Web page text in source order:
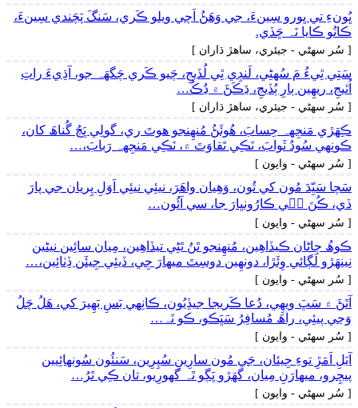
ڀُونءِ تي ڀورو سِينءَ، جي وَھَڻُ اَچي ويلو ڪَري، سَنگَ پَچَندي سِينءَ،
ڪانُو ڪايا نَہ ڇَڏي.
[ سُر سھڻي - جيئري، ساھڙ ڌاران ]
سَتِي ٿِيءُ مَ سُهڻِي، لَنڊِي ٿِي لُڏيجِ، چَيو ڪَري چَگهَہ جو، آڌِيءَ راتِ
اُٿيجِ، ريھِين ٻارِ ٻُڏيجِ، ڍَڪَڻَ ۾ ڍُڪُ…
[ سُر سھڻي - جيئري، ساھڙ ڌاران ]
ڪِھَڙي مَنجِهہ حِسابَ، ھُوئَڻُ مُنھِنجو ھوتَ ري، گولِي ڀَڄُ گُناھَ کان،
ڪونِهي سُودُ ثَوابَ، نَڪِي تَقاوَتَ ۾، نَڪِي مَنجِهہ رَبابَ،…
[ سُر سھڻي - وايون ]
سَچا سَيِّدَ مُون کي تُون، وَھِيان واھَرَ، نيئِي نيئِي اَوَلِ پِريان جي پارَ
ڏي، ڪُنَ جٖي ڪارُونڀارَ جا، سي آئُون…
[ سُر سھڻي - وايون ]
ڪوھُ ڄاڻان ڪيڏاهِين، مُنھِنجو تَنُ تَڻِي تيڏاھِين، مِيان سائِين نيڻين
نِينھَڙو لَڳائي وِئَڙا، دونھِين دوسِتَ ميھارَ جِي، ڏيئِي جِيئَن ڏِٺائِين،…
[ سُر سھڻي - وايون ]
آتَڻَ ۾ سَڀَ ويھِي، دُعا ڪَريجا جيڏِيُون، ڪانِهي بَسِ بَھِيرَ کي، ھَلُ چَلُ
وَڃي پيئِي، راھَ مُسافِرُ سَڀَڪو، ڪو نَہ…
[ سُر سھڻي - وايون ]
آيَلِ اَمَڙِ توءِ جِيئان، جَي مُون سارِينِ سُپِرِين، سَنئُون سُونھائِيين
پيچِرو، ميھارَنِ مِيان، گهَڙو ڀَڳو تَہ گهورِيو، تان ڪِي تَرُ…
[ سُر سھڻي - وايون ]